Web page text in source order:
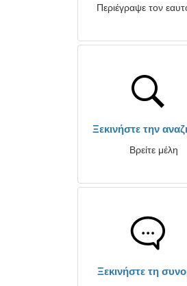
Περιέγραψε τον
Ξεκινήστε την
Βρείτε μέλη
Ξεκινήστε τη